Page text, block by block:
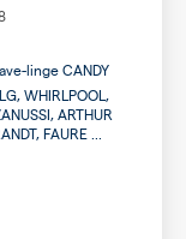
linge CANDY
LG, WHIRLPOOL,
ARTHUR
FAURE ...